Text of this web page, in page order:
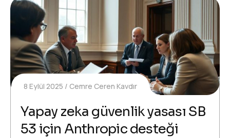
8 Eylül 2025 Cemre Ceren Kavdır
Yapay zeka güvenlik yasası SB
53 için Anthropic desteği